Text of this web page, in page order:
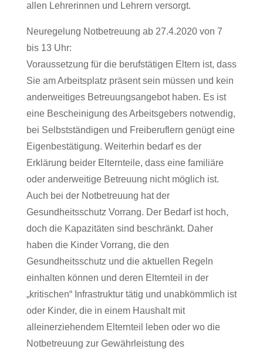
allen Lehrerinnen und Lehrern versorgt.
Neuregelung Notbetreuung ab 27.4.2020 von 7
bis 13 Uhr:
Voraussetzung für die berufstätigen Eltern ist, dass
Sie am Arbeitsplatz präsent sein müssen und kein
anderweitiges Betreuungsangebot haben. Es ist
eine Bescheinigung des Arbeitsgebers notwendig,
bei Selbstständigen und Freiberuflern genügt eine
Eigenbestätigung. Weiterhin bedarf es der
Erklärung beider Elternteile, dass eine familiäre
oder anderweitige Betreuung nicht möglich ist.
Auch bei der Notbetreuung hat der
Gesundheitsschutz Vorrang. Der Bedarf ist hoch,
doch die Kapazitäten sind beschränkt. Daher
haben die Kinder Vorrang, die den
Gesundheitsschutz und die aktuellen Regeln
einhalten können und deren Elternteil in der
„kritischen“ Infrastruktur tätig und unabkömmlich ist
oder Kinder, die in einem Haushalt mit
alleinerziehendem Elternteil leben oder wo die
Notbetreuung zur Gewährleistung des